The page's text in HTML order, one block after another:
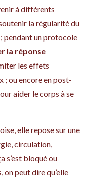
à différents
la régularité du
pendant un protocole
la réponse
les effets
; ou encore en post-
aider le corps à se
elle repose sur une
circulation,
s’est bloqué ou
peut dire qu’elle